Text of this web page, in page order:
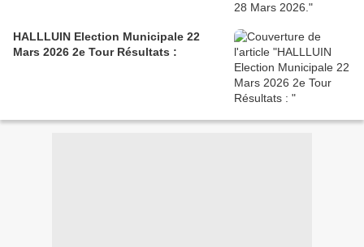
HALLLUIN Election Municipale 22
Mars 2026 2e Tour Résultats :